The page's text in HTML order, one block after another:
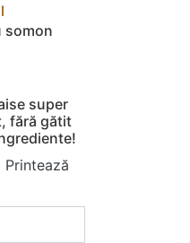
somon
super
fără gătit
Printează